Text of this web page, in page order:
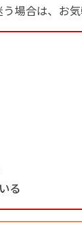
場合は、お
る